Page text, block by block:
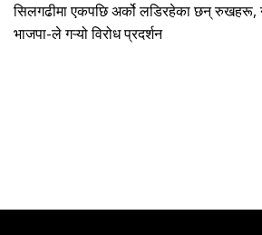
सिलगढीमा एकपछि अर्को लडिरहेका छन् रुखहरू,
भाजपा-ले गऱ्यो विरोध प्रदर्शन